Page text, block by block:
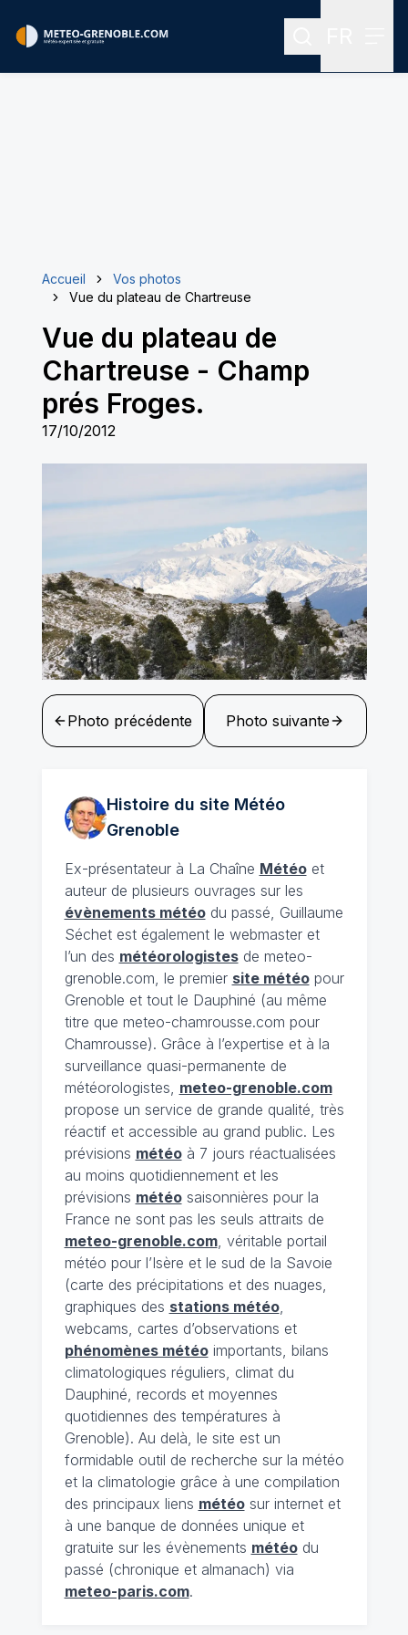
Rechercher
Accueil
Vos photos
Vue du plateau de Chartreuse
Vue du plateau de
Chartreuse - Champ
prés Froges.
17/10/2012
Photo précédente Photo suivante
Histoire du site Météo
Grenoble
Ex-présentateur à La Chaîne Météoet
auteur de plusieurs ouvrages sur les
évènements météodu passé, Guillaume
Séchet est également le webmaster et
l’un des météorologistesde meteo-
grenoble.com, le premier site météopour
Grenoble et tout le Dauphiné (au même
titre que meteo-chamrousse.com pour
Chamrousse). Grâce à l’expertise et à la
surveillance quasi-permanente de
météorologistes, meteo-grenoble.com
propose un service de grande qualité, très
réactif et accessible au grand public. Les
prévisions météoà 7 jours réactualisées
au moins quotidiennement et les
prévisions météosaisonnières pour la
France ne sont pas les seuls attraits de
meteo-grenoble.com, véritable portail
météo pour l’Isère et le sud de la Savoie
(carte des précipitations et des nuages,
graphiques des stations météo,
webcams, cartes d’observations et
phénomènes météoimportants, bilans
climatologiques réguliers, climat du
Dauphiné, records et moyennes
quotidiennes des températures à
Grenoble). Au delà, le site est un
formidable outil de recherche sur la météo
et la climatologie grâce à une compilation
des principaux liens météosur internet et
à une banque de données unique et
gratuite sur les évènements météodu
passé (chronique et almanach) via
meteo-paris.com.